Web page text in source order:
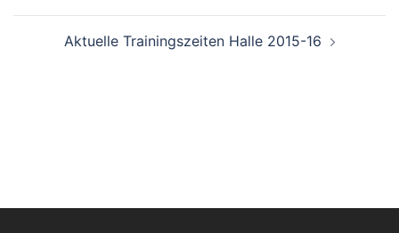
Aktuelle Trainingszeiten Halle 2015-16